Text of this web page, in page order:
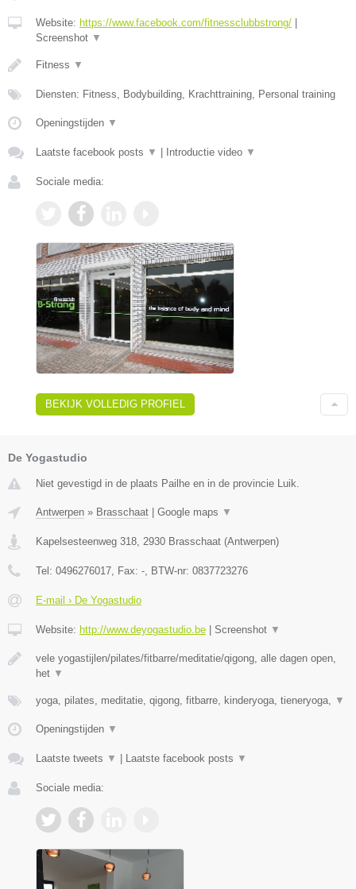
Website: https://www.facebook.com/fitnessclubbstrong/ |
Screenshot ▼
Fitness ▼
Diensten: Fitness, Bodybuilding, Krachttraining, Personal training
Openingstijden ▼
Laatste facebook posts ▼ | Introductie video ▼
Sociale media:
BEKIJK VOLLEDIG PROFIEL
De Yogastudio
Niet gevestigd in de plaats Pailhe en in de provincie Luik.
Antwerpen » Brasschaat Google maps ▼
Kapelsesteenweg 318, 2930 Brasschaat (Antwerpen)
Tel: 0496276017, Fax: -, BTW-nr: 0837723276
E-mail › De Yogastudio
Website: http://www.deyogastudio.be Screenshot ▼
vele yogastijlen/pilates/fitbarre/meditatie/qigong, alle dagen open,
het ▼
yoga, pilates, meditatie, qigong, fitbarre, kinderyoga, tieneryoga, ▼
Openingstijden ▼
Laatste tweets ▼ Laatste facebook posts ▼
Sociale media: